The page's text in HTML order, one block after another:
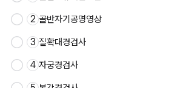
2 골반자기공명영상
3 질확대경검사
4 자궁경검사